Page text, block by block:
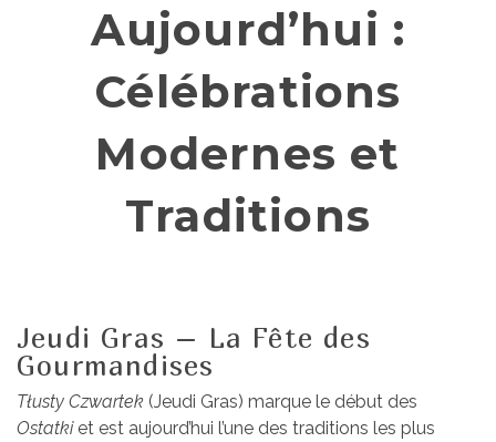
Aujourd’hui :
Célébrations
Modernes et
Traditions
Jeudi Gras – La Fête des
Gourmandises
Tłusty Czwartek (Jeudi Gras) marque le début des
Ostatkiet est aujourd’hui l’une des traditions les plus